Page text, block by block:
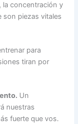
la concentración y
son piezas vitales
para
tiran por
Un
nuestras
fuerte que vos.